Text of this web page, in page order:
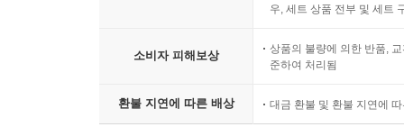
우, 세트 상품 전부 및 세트
소비자 피해보상
상품의 불량에 의한 반품,
준하여 처리됨
환불 지연에 따른 배상 대금 환불 및 환불 지연에